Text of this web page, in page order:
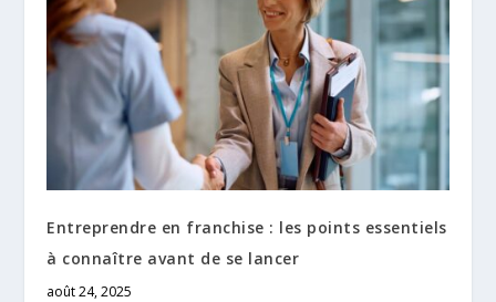
Entreprendre en franchise : les points essentiels
à connaître avant de se lancer
août 24, 2025